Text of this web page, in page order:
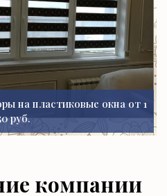
на пластиковые окна от 1
руб.
компании